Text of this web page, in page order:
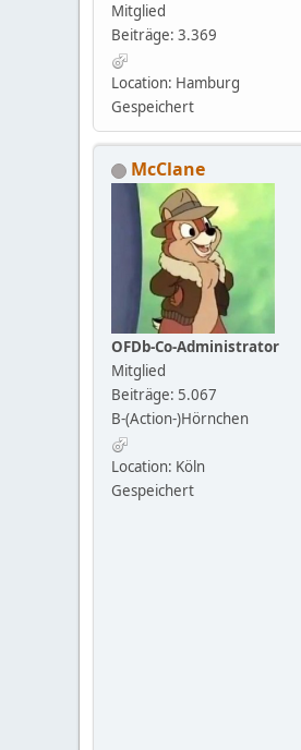
Mitglied
Beiträge: 3.369
Location: Hamburg
Gespeichert
McClane
OFDb-Co-Administrator
Mitglied
Beiträge: 5.067
B-(Action-)Hörnchen
Location: Köln
Gespeichert